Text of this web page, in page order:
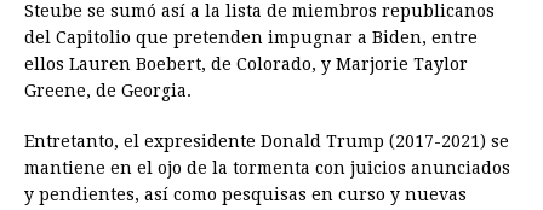
Steube se sumó así a la lista de miembros republicanos
del Capitolio que pretenden impugnar a Biden, entre
ellos Lauren Boebert, de Colorado, y Marjorie Taylor
Greene, de Georgia.
Entretanto, el expresidente Donald Trump (2017-2021) se
mantiene en el ojo de la tormenta con juicios anunciados
y pendientes, así como pesquisas en curso y nuevas